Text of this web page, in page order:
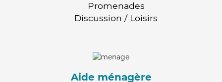
Promenades
Discussion / Loisirs
Aide ménagère